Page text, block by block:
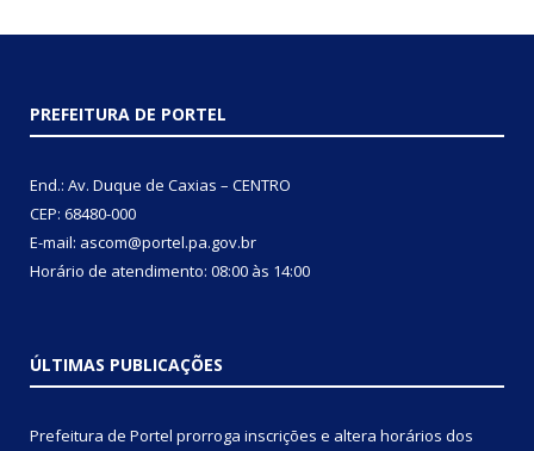
PREFEITURA DE PORTEL
End.: Av. Duque de Caxias – CENTRO
CEP: 68480-000
E-mail: ascom@portel.pa.gov.br
Horário de atendimento: 08:00 às 14:00
ÚLTIMAS PUBLICAÇÕES
Prefeitura de Portel prorroga inscrições e altera horários dos